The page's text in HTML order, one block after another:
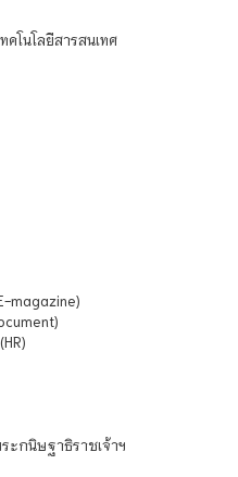
โนโลยีสารสนเทศ
magazine)
ะกนิษฐาธิราชเจ้าฯ